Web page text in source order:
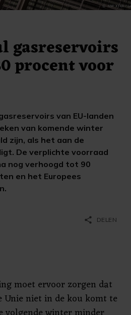
gasreservoirs
procent voor
van EU-landen
van komende winter
zijn, als het aan de
De verplichte voorraad
nog verhoogd tot 90
en het Europees
share DELEN
moet ervoor zorgen dat
Unie niet in de kou komt te